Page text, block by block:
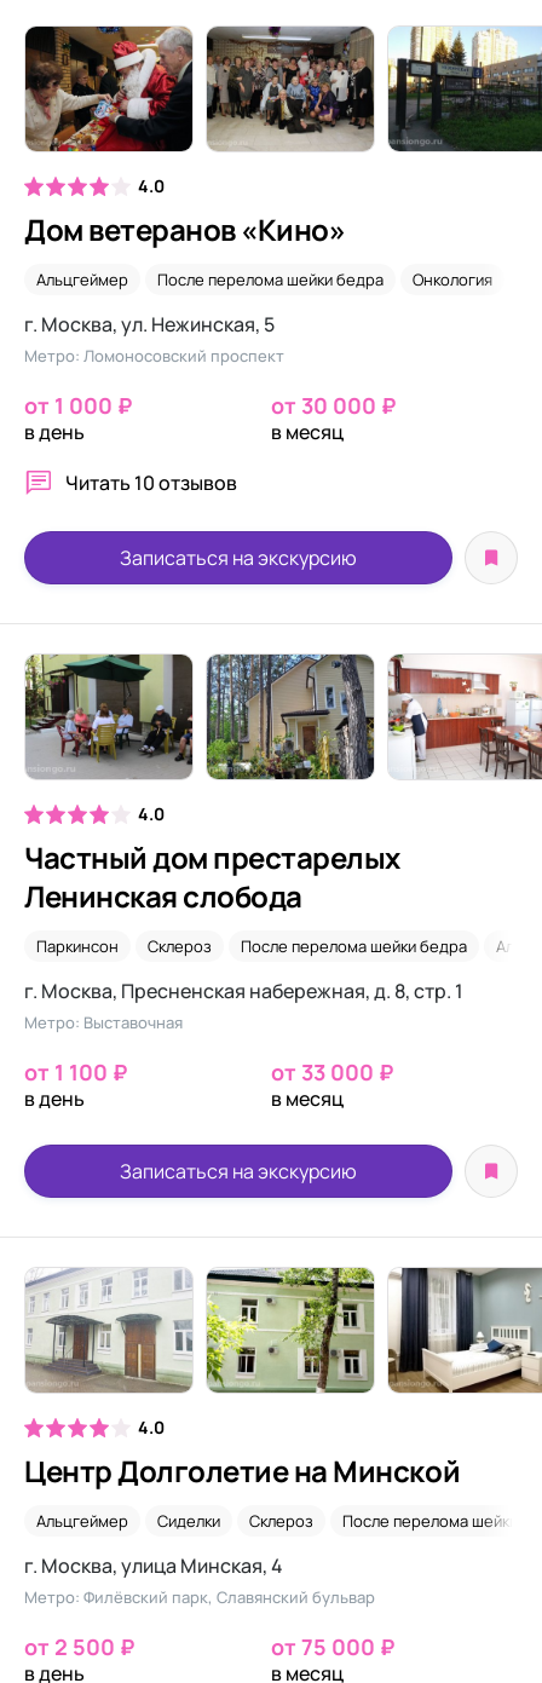
4.0
Дом ветеранов «Кино»
Альцгеймер После перелома шейки бедра Онкология
г. Москва, ул. Нежинская, 5
Метро: Ломоносовский проспект
от 1 000 ₽
в день
от 30 000 ₽
в месяц
Читать 10 отзывов
Записаться на экскурсию
4.0
Частный дом престарелых
Ленинская слобода
Паркинсон Склероз После перелома шейки бедра
г. Москва, Пресненская набережная, д. 8, стр. 1
Метро: Выставочная
от 1 100 ₽
в день
от 33 000 ₽
в месяц
Записаться на экскурсию
4.0
Центр Долголетие на Минской
Альцгеймер Сиделки Склероз После перелома шейки
г. Москва, улица Минская, 4
Метро: Филёвский парк, Славянский бульвар
от 2 500 ₽
в день
от 75 000 ₽
в месяц